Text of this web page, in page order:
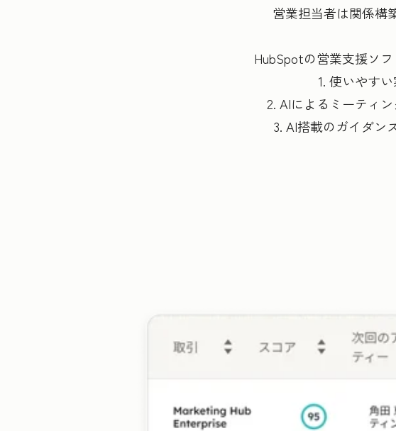
営業担当者は関係構
HubSpotの営業支援ソ
1. 使いやす
2. AIによるミーティ
3. AI搭載のガイダン